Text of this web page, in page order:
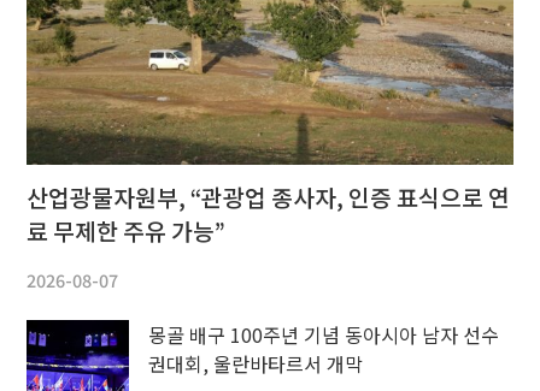
산업광물자원부, “관광업 종사자, 인증 표식으로 연
료 무제한 주유 가능”
2026-08-07
몽골 배구 100주년 기념 동아시아 남자 선수
권대회, 울란바타르서 개막